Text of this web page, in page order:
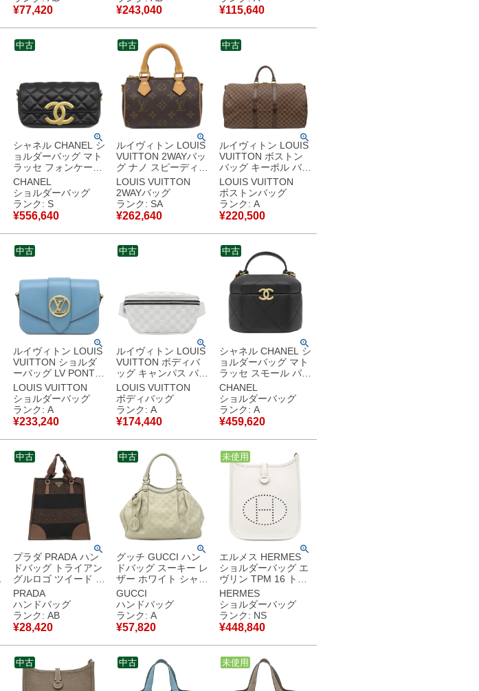
SP0012 【中古】中
古品
¥77,420
M44733 RFID 【中
古】中古品
¥243,040
中古美品
¥115,640
シャネル CHANEL シ
ョルダーバッグ マト
ラッセ フォンケース
レザー ブラック ヴィ
ンテージ金具 ジャイ
アントココマーク
AP3207 ランダムシ
リアル 【保存袋】
【中古】未使用保管
品
CHANEL
ショルダーバッグ
ランク: S
¥556,640
中古
ルイヴィトン LOUIS
VUITTON 2WAYバッ
グ ナノ スピーディ
モノグラムキャンバ
ス モノグラム ゴール
ド金具 ショルダー ハ
ンドバッグ 茶
M81085 TY2233
【中古】新品同様品
LOUIS VUITTON
2WAYバッグ
ランク: SA
¥262,640
中古
ルイヴィトン LOUIS
VUITTON ボストン
バッグ キーポル バン
ドリエール 55 ダミ
エキャンバス ダミエ
エベヌ ゴールド金具
茶 付属品欠品
N41414 MB3180
【中古】中古美品
LOUIS VUITTON
ボストンバッグ
ランク: A
¥220,500
中古
ルイヴィトン LOUIS
VUITTON ショルダ
ーバッグ LV PONT9
LVポンヌフ カーフ
ブルー ゴールド金具
青 赤 バイカラー LV
サークル ショルダー
M55947 FN3210
【中古】中古美品
LOUIS VUITTON
ショルダーバッグ
ランク: A
¥233,240
中古
ルイヴィトン LOUIS
VUITTON ボディバ
ッグ キャンパス バム
バッグ ダミエキャン
バス ダミエアンフィ
ニ ブロン マットシル
バー金具 ウエストバ
ッグ N40326
CA5109 【中古】中
古美品
LOUIS VUITTON
ボディバッグ
ランク: A
¥174,440
中古
シャネル CHANEL シ
ョルダーバッグ マト
ラッセ スモール バニ
ティ バッグ レザー
ブラック ゴールド金
具 黒 ココマーク チ
ェーン ランダムシリ
アル 【中古】中古美
品
CHANEL
ショルダーバッグ
ランク: A
¥459,620
中古
プラダ PRADA ハン
ドバッグ トライアン
グルロゴ ツイード バ
ッグ ツイード レザー
MARRONE シルバー
金具 茶 黒 ボーダー
三角ロゴ ミニトート
B11268 【中古】中
古品
PRADA
ハンドバッグ
ランク: AB
¥28,420
中古
グッチ GUCCI ハン
ドバッグ スーキー レ
ザー ホワイト シャン
パンゴールド金具 オ
フホワイト GG グッ
チシマ トート チャー
ム付き 211944 【中
古】中古美品
GUCCI
ハンドバッグ
ランク: A
¥57,820
中古
エルメス HERMES
ショルダーバッグ エ
ヴリン TPM 16 トリ
ヨンクレマンス グリ
ペール ゴールド金具
新品 未使用 白 エブ
リン 2024年製 W
【箱】 【中古】未使
用保管品
HERMES
ショルダーバッグ
ランク: NS
¥448,840
中古
未使用
中古 中古 中古
未使用